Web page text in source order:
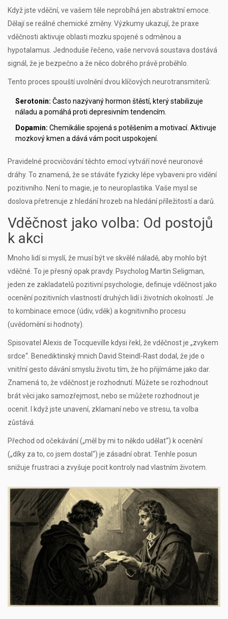
Když jste vděční, ve vašem těle neprobíhá jen abstraktní emoce.
Dělají se reálné chemické změny. Výzkumy ukazují, že praxe
vděčnosti aktivuje oblasti mozku spojené s odměnou a
hypotalamus. Jednoduše řečeno, vaše nervová soustava dostává
signál, že je bezpečno a že něco dobrého právě proběhlo.
Tento proces spouští uvolnění dvou klíčových neurotransmiterů:
Serotonin: Často nazývaný hormon štěstí, který stabilizuje
náladu a pomáhá proti depresivním tendencím.
Dopamin: Chemikálie spojená s potěšením a motivací. Aktivuje
mozkový kmen a dává vám pocit uspokojení.
Pravidelné procvičování těchto emocí vytváří nové neuronové
dráhy. To znamená, že se stáváte fyzicky lépe vybaveni pro vidění
pozitivního. Není to magie, je to neuroplastika. Vaše mysl se
doslova přetrenuje z hledání hrozeb na hledání příležitostí a darů.
Vděčnost jako volba: Od postojů
k akci
Mnoho lidí si myslí, že musí být ve skvělé náladě, aby mohlo být
vděčné. To je přesný opak pravdy. Psycholog Martin Seligman,
jeden ze zakladatelů pozitivní psychologie, definuje vděčnost jako
ocenění pozitivních vlastností druhých lidí i životních okolností. Je
to kombinace emoce (údiv, vděk) a kognitivního procesu
(uvědomění si hodnoty).
Spisovatel Alexis de Tocqueville kdysi řekl, že vděčnost je „zvykem
srdce“. Benediktinský mnich David Steindl-Rast dodal, že jde o
vnitřní gesto dávání smyslu životu tím, že ho přijímáme jako dar.
Znamená to, že vděčnost je rozhodnutí. Můžete se rozhodnout
brát věci jako samozřejmost, nebo se můžete rozhodnout je
ocenit. I když jste unavení, zklamaní nebo ve stresu, ta volba
zůstává.
Přechod od očekávání („měl by mi to někdo udělat“) k ocenění
(„díky za to, co jsem dostal“) je zásadní obrat. Tenhle posun
snižuje frustraci a zvyšuje pocit kontroly nad vlastním životem.